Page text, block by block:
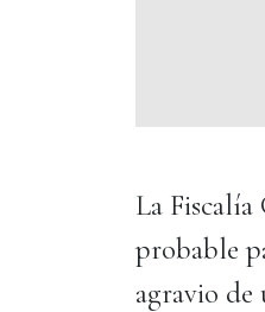
La
probable
agravio de